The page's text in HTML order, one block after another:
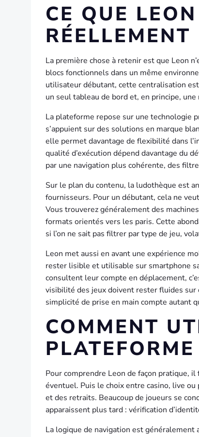
CE QUE
RÉELLEMENT
La première chose à retenir est que Leon
blocs fonctionnels dans un même
utilisateur débutant, cette centralisation
un seul tableau de bord et, en principe,
La plateforme repose sur une technologie
s’appuient sur des solutions en marque
elle permet davantage de flexibilité dans
qualité d’exécution dépend davantage du
par une navigation plus cohérente, des
Sur le plan du contenu, la ludothèque est
fournisseurs. Pour un débutant, cela ne
Vous trouverez généralement des
formats orientés vers les paris. Cette
si l’on ne sait pas filtrer par type de jeu,
Leon met aussi en avant une expérience
rester lisible et utilisable sur smartphone
consultent leur compte en déplacement,
visibilité des jeux doivent rester fluides
simplicité de prise en main compte autant
COMMENT
Pour comprendre Leon de façon pratique,
éventuel. Puis le choix entre casino, live
et des retraits. Beaucoup de joueurs se
apparaissent plus tard : vérification
La logique de navigation est généralement